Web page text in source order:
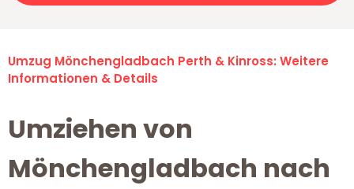
Umzug Mönchengladbach Perth & Kinross: Weitere
Informationen & Details
Umziehen von
Mönchengladbach nach